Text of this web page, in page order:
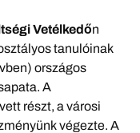
Vetélkedőn
tanulóinak
országos
A
részt, a városi
végezte. A